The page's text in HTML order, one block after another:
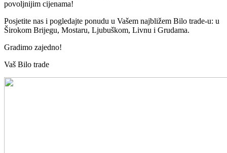
povoljnijim cijenama!
Posjetite nas i pogledajte ponudu u Vašem najbližem Bilo trade-u: u
Širokom Brijegu, Mostaru, Ljubuškom, Livnu i Grudama.
Gradimo zajedno!
Vaš Bilo trade